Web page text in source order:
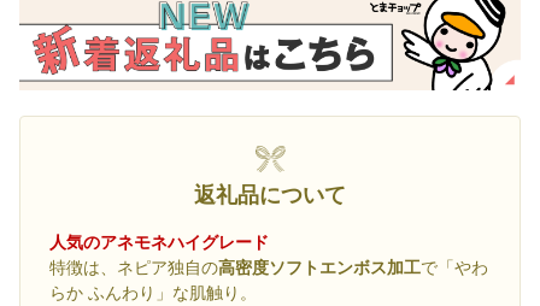
返礼品について
人気のアネモネハイグレード
特徴は、ネピア独自の高密度ソフトエンボス加工で「やわ
らか ふんわり」な肌触り。